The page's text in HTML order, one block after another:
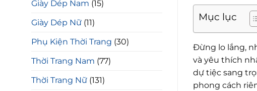
Giày Dép Nam (15)
Giày Dép Nữ (11)
Phụ Kiện Thời Trang (30)
Thời Trang Nam (77)
Thời Trang Nữ (131)
Mục lục
Đừng lo lắng,
và yêu thích
dự tiệc sang
phong cách